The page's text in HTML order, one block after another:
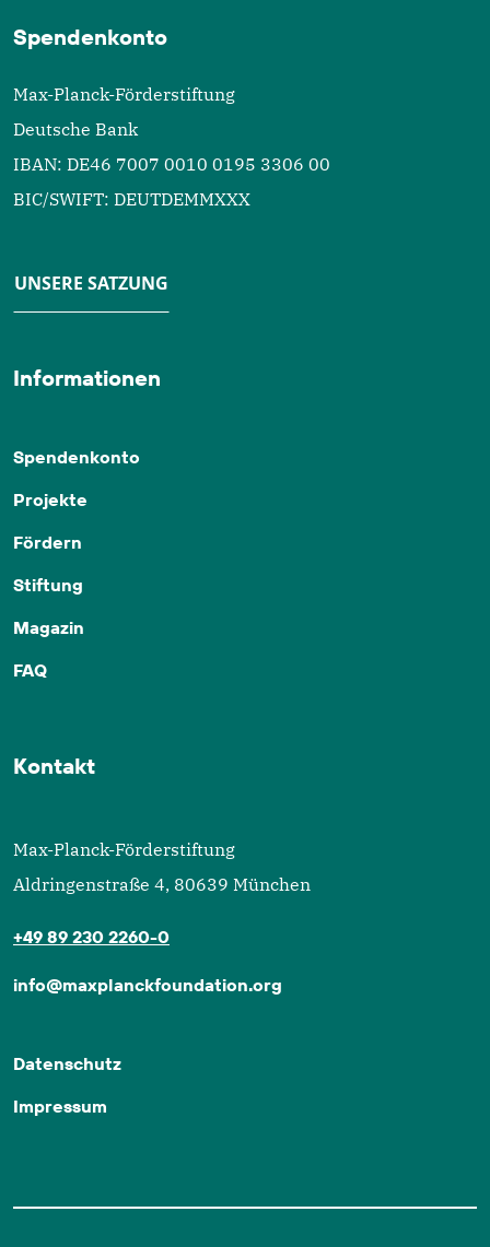
Spendenkonto
Max-Planck-Förderstiftung
Deutsche Bank
IBAN: DE46 7007 0010 0195 3306 00
BIC/SWIFT: DEUTDEMMXXX
UNSERE SATZUNG
Informationen
Spendenkonto
Projekte
Fördern
Stiftung
Magazin
FAQ
Kontakt
Max-Planck-Förderstiftung
Aldringenstraße 4, 80639 München
+49 89 230 2260-0
info@maxplanckfoundation.org
Datenschutz
Impressum